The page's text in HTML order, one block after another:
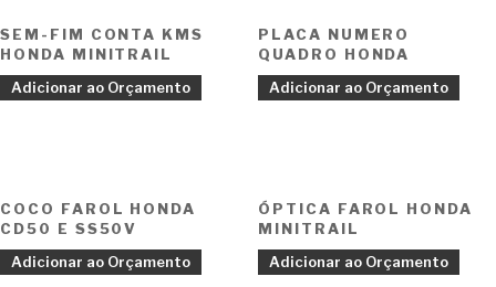
SEM-FIM CONTA KMS
HONDA MINITRAIL
Adicionar ao Orçamento
PLACA NUMERO
QUADRO HONDA
Adicionar ao Orçamento
COCO FAROL HONDA
CD50 E SS50V
Adicionar ao Orçamento
ÓPTICA FAROL HONDA
MINITRAIL
Adicionar ao Orçamento